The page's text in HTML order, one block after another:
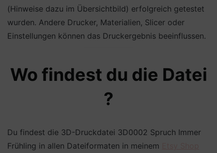
(Hinweise dazu im Übersichtbild) erfolgreich getestet
wurden. Andere Drucker, Materialien, Slicer oder
Einstellungen können das Druckergebnis beeinflussen.
Wo findest du die Datei
?
Du findest die 3D-Druckdatei 3D0002 Spruch Immer
Frühling in allen Dateiformaten in meinem